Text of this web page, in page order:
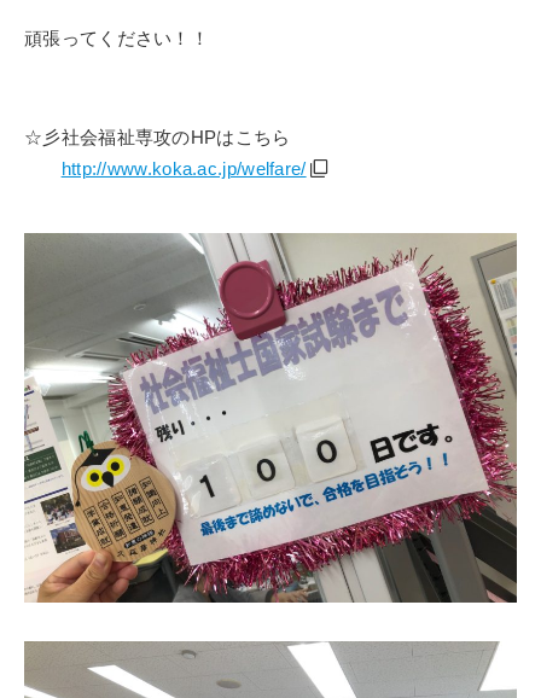
頑張ってください！！
☆彡社会福祉専攻のHPはこちら
http://www.koka.ac.jp/welfare/